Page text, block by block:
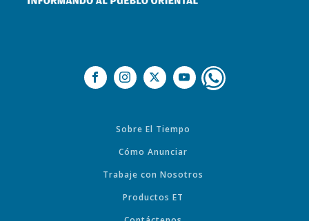
Sobre El Tiempo
Cómo Anunciar
Trabaje con Nosotros
Productos ET